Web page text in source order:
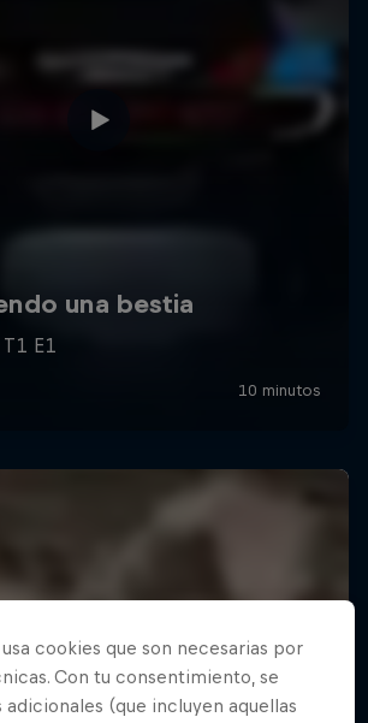
cookies que son necesarias por
Con tu consentimiento, se
adicionales (que incluyen aquellas